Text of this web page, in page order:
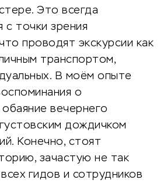
Это всегда
с точки зрения
проводят экскурсии как
транспортом,
В моём опыте
о
вечернего
дождичком
Конечно, стоят
зачастую не так
гидов и сотрудников